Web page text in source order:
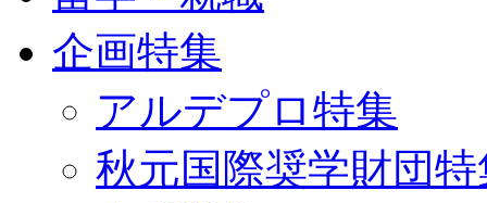
企画特集
アルデプロ特集
秋元国際奨学財団特